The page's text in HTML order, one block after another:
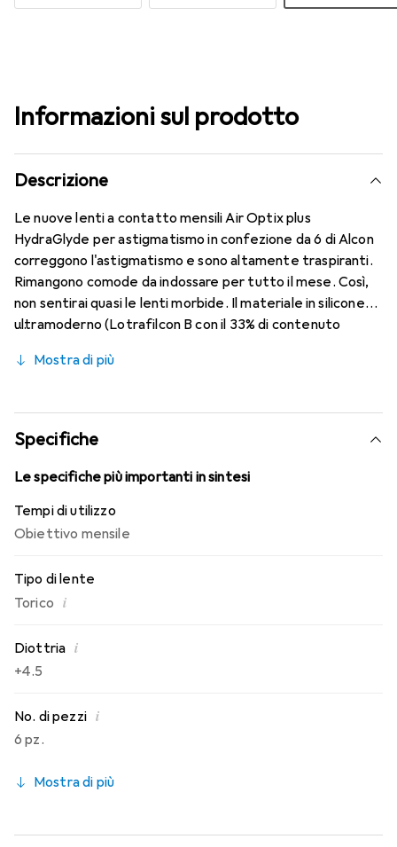
Informazioni sul prodotto
Descrizione
Le nuove lenti a contatto mensili Air Optix plus
HydraGlyde per astigmatismo in confezione da 6 di Alcon
correggono l'astigmatismo e sono altamente traspiranti.
Rimangono comode da indossare per tutto il mese. Così,
non sentirai quasi le lenti morbide. Il materiale in silicone
ultramoderno (Lotrafilcon B con il 33% di contenuto
Moisture Matrix e la nota tecnologia SmartShield,
conosci. Un comfort duraturo e senza interruzioni per
tutto il giorno con le lenti mensili.
Mostra di più
Specifiche
Le specifiche più importanti in sintesi
Tempi di utilizzo
Obiettivo mensile
Tipo di lente
Torico i
Diottria i
+4.5
No. di pezzi i
6 pz.
Mostra di più